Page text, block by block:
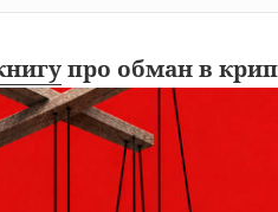
про обман в